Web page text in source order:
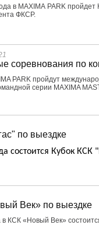
в MAXIMA PARK
ФКСР.
соревнования по
PARK пройдут
серии MAXIMA
по выездке
состоится Кубок
Век» по выездке
в КСК «Новый Век»